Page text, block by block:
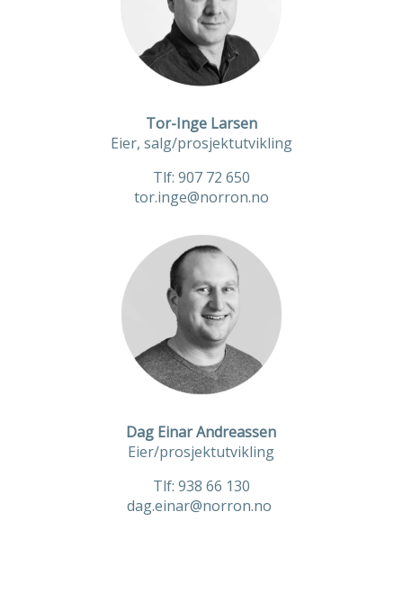
Tor-Inge Larsen
Eier, salg/prosjektutvikling
Tlf: 907 72 650
tor.inge@norron.no
Dag Einar Andreassen
Eier/prosjektutvikling
Tlf: 938 66 130
dag.einar@norron.no